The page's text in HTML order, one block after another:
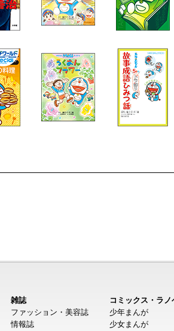
雑誌
ファッション・美容誌
情報誌
コミックス・ラノ
少年まんが
少女まんが